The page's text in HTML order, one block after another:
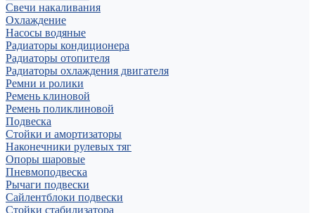
Свечи накаливания
Охлаждение
Насосы водяные
Радиаторы кондиционера
Радиаторы отопителя
Радиаторы охлаждения двигателя
Ремни и ролики
Ремень клиновой
Ремень поликлиновой
Подвеска
Стойки и амортизаторы
Наконечники рулевых тяг
Опоры шаровые
Пневмоподвеска
Рычаги подвески
Сайлентблоки подвески
Стойки стабилизатора